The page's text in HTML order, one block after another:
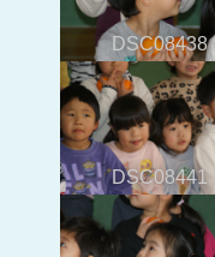
DSC08438
DSC08441